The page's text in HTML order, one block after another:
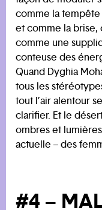
comme la tempête
et comme la
comme une
conteuse des
Quand Dyghia
tous les
tout l’air alentour
clarifier. Et le
ombres et
actuelle – des
#4 –